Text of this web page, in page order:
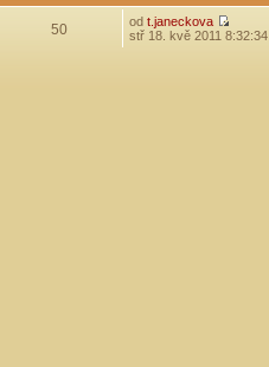
50 od t.janeckova
stř 18. kvě 2011 8:32:34